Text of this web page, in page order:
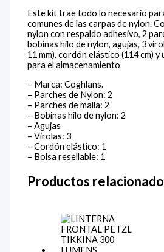
Este kit trae todo lo necesario
comunes de las carpas de nylon.
nylon con respaldo adhesivo, 2
bobinas hilo de nylon, agujas, 3
11 mm), cordón elástico (114 cm)
para el almacenamiento
– Marca: Coghlans.
– Parches de Nylon: 2
– Parches de malla: 2
– Bobinas hilo de nylon: 2
– Agujas
– Virolas: 3
– Cordón elástico: 1
– Bolsa resellable: 1
Productos